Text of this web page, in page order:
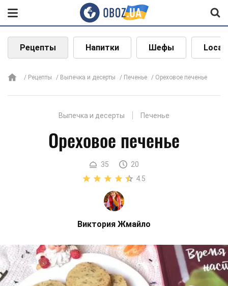
Рецепты Напитки Шефы Local
Рецепты Выпечка и десерты Печенье Ореховое печенье
Выпечка и десерты Печенье
Ореховое печенье
35
20
4.5
Виктория Жмайло